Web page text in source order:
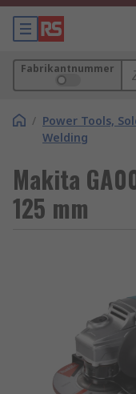
Fabrikantnummer
/ Power Tools,
Welding
Makita
125 mm